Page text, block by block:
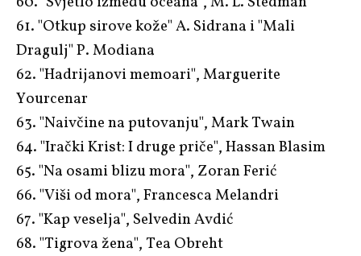
61. "Otkup sirove kože" A. Sidrana i "Mali
Dragulj" P. Modiana
62. "Hadrijanovi memoari", Marguerite
Yourcenar
63. "Naivčine na putovanju", Mark Twain
64. "Irački Krist: I druge priče", Hassan Blasim
65. "Na osami blizu mora", Zoran Ferić
66. "Viši od mora", Francesca Melandri
67. "Kap veselja", Selvedin Avdić
68. "Tigrova žena", Tea Obreht